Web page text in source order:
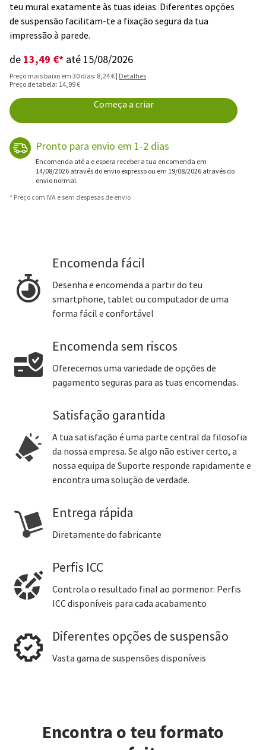
teu mural exatamente às tuas ideias. Diferentes opções
de suspensão facilitam-te a fixação segura da tua
impressão à parede.
de 13,49 €* até 15/08/2026
Preço mais baixo em 30 dias: 8,24 € | Detalhes
Preço de tabela: 14,99 €
Começa a criar
Pronto para envio em 1-2 dias
Encomenda até a e espera receber a tua encomenda em
14/08/2026 através do envio expresso ou em 19/08/2026 através do
envio normal.
* Preço com IVA e sem despesas de envio
Encomenda fácil
Desenha e encomenda a partir do teu
smartphone, tablet ou computador de uma
forma fácil e confortável
Encomenda sem riscos
Oferecemos uma variedade de opções de
pagamento seguras para as tuas encomendas.
Satisfação garantida
A tua satisfação é uma parte central da filosofia
da nossa empresa. Se algo não estiver certo, a
nossa equipa de Suporte responde rapidamente e
encontra uma solução de verdade.
Entrega rápida
Diretamente do fabricante
Perfis ICC
Controla o resultado final ao pormenor: Perfis
ICC disponíveis para cada acabamento
Diferentes opções de suspensão
Vasta gama de suspensões disponíveis
Encontra o teu formato